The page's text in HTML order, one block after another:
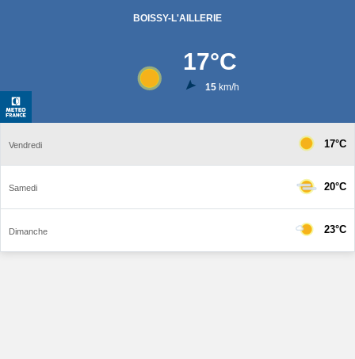
BOISSY-L'AILLERIE
17°C
15km/h
Vendredi 17°C
Samedi 20°C
Dimanche 23°C